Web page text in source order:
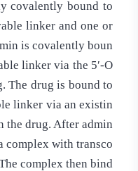
covalently bound to
linker and one or
is covalently boun
linker via the 5′-O
The drug is bound to
linker via an existin
the drug. After admin
complex with transco
complex then bind